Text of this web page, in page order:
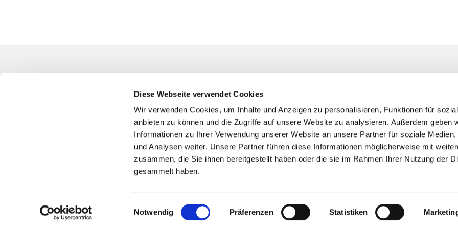
Diese Webseite verwendet Cookies
Wir verwenden Cookies, um Inhalte und Anzeigen zu personalisieren, Funktionen für
anbieten zu können und die Zugriffe auf unsere Website zu analysieren. Außerdem geben
Informationen zu Ihrer Verwendung unserer Website an unsere Partner für soziale Medien,
und Analysen weiter. Unsere Partner führen diese Informationen möglicherweise mit
zusammen, die Sie ihnen bereitgestellt haben oder die sie im Rahmen Ihrer Nutzung der
gesammelt haben.
Einwilligungsauswahl
Notwendig Präferenzen Statistiken
Evangelische Kirchengemeinde Bochum
Südwest
Blumenfeldstraße 4 . 44795 Bochum0234
94344-0
bo-kg-bochum-suedwest@ekvw.de
Bankverbindung und
Spendenkonto
IBANDE75 4305 0001 0044 4387 11
Sparkasse Bochum
persönliches Anliegen, bei der
Taufen, kirchlichen Trauungen
Begleitung in Trauersituationen ...